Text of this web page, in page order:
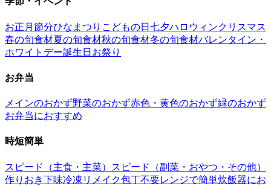
お正月 節分ひなまつり こどもの日 七夕ハロウィンクリスマス
春の旬食材夏の旬食材秋の旬食材冬の旬食材バレンタイン・
ホワイトデー誕生日 お祭り
お弁当
メインのおかず野菜のおかず赤色・黄色のおかず緑のおかず
お弁当におすすめ
時短簡単
スピード（主食・主菜）
スピード（副菜・おやつ・その他）
作りおき下味冷凍 リメイク包丁不要レンジで簡単炊飯器にお